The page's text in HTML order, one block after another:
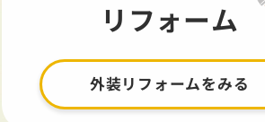
リフォーム
外装リフォームをみる